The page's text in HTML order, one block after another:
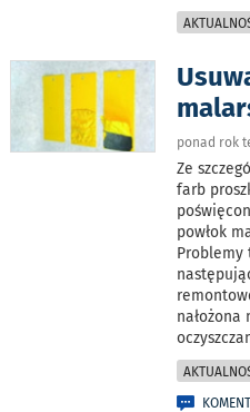
ponad rok
Ze
farb
powłok
Problemy
nałożona